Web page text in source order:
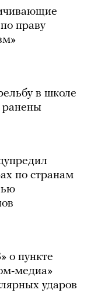
праву
в школе
ранены
по странам
о пункте
медиа»
ударов